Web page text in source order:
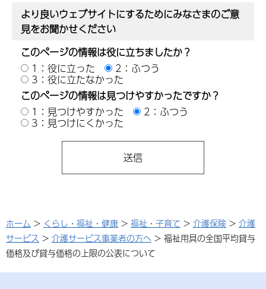
より良いウェブサイトにするためにみなさまのご意
見をお聞かせください
このページの情報は役に立ちましたか？
1：役に立った
2：ふつう
3：役に立たなかった
このページの情報は見つけやすかったですか？
1：見つけやすかった
2：ふつう
3：見つけにくかった
ホーム > くらし・福祉・健康 > 福祉・子育て > 介護保険 > 介護
サービス > 介護サービス事業者の方へ > 福祉用具の全国平均貸与
価格及び貸与価格の上限の公表について